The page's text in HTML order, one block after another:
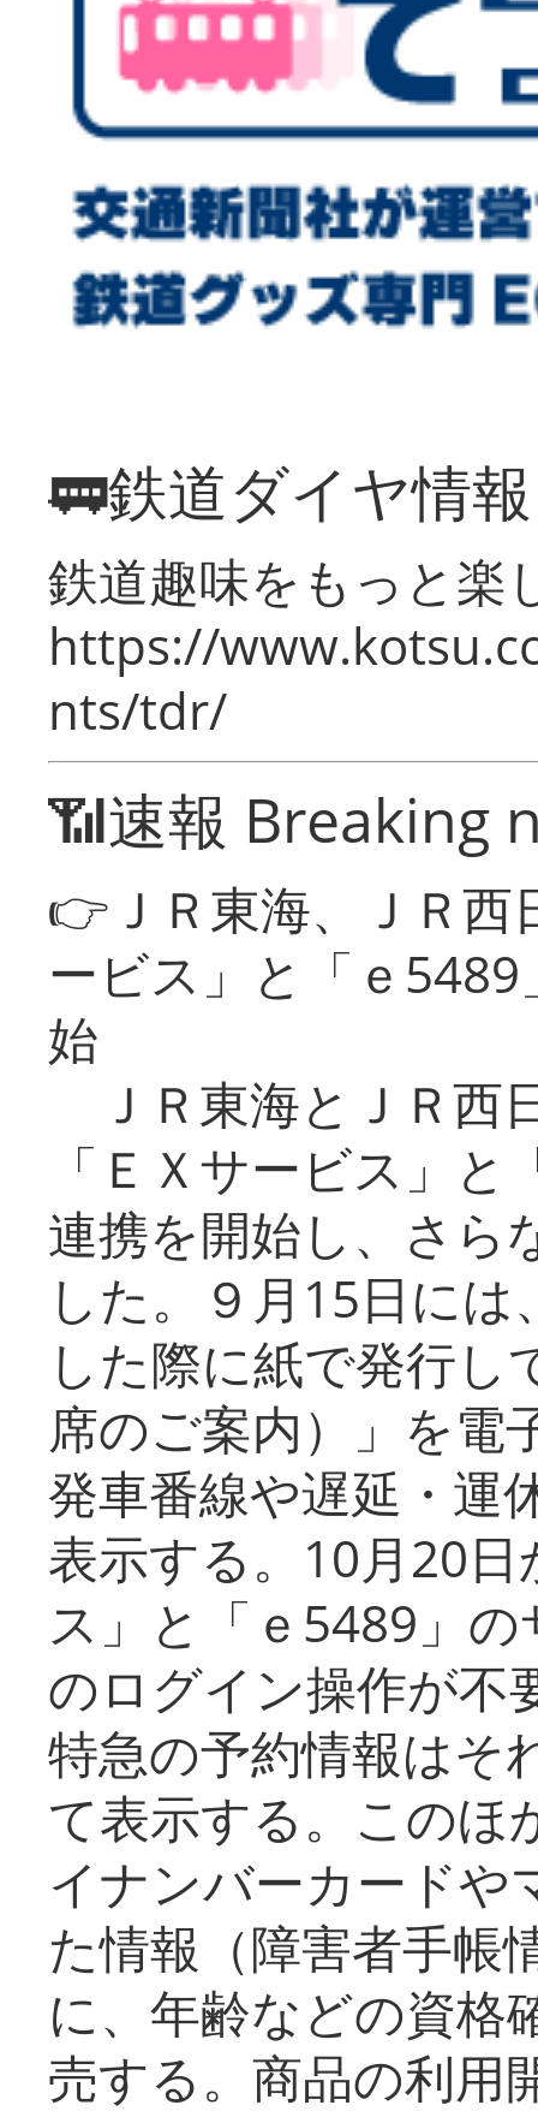
🚃鉄道ダイヤ情
鉄道趣味をもっと楽
https://
nts/tdr/
📶速報 Breaking
👉ＪＲ東海、ＪＲ
ービス」と「ｅ
始
ＪＲ東海とＪＲ西
「ＥＸサービス」
連携を開始し、さら
した。９月15日に
した際に紙で発行し
席のご案内）」を電
発車番線や遅延・運
表示する。10月20
ス」と「ｅ5489」
のログイン操作が不
特急の予約情報はそ
て表示する。このほ
イナンバーカードや
た情報（障害者手帳
に、年齢などの資格
売する。商品の利用